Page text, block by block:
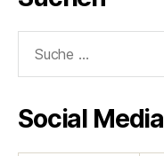
nach:
Social Media